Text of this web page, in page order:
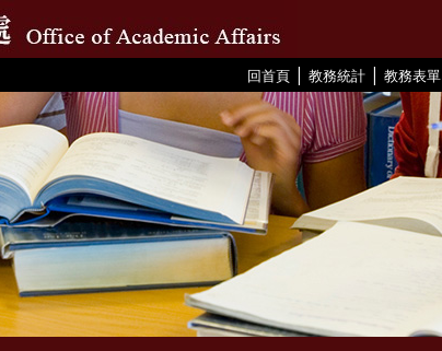
回首頁 | 教務統計 | 教務表單